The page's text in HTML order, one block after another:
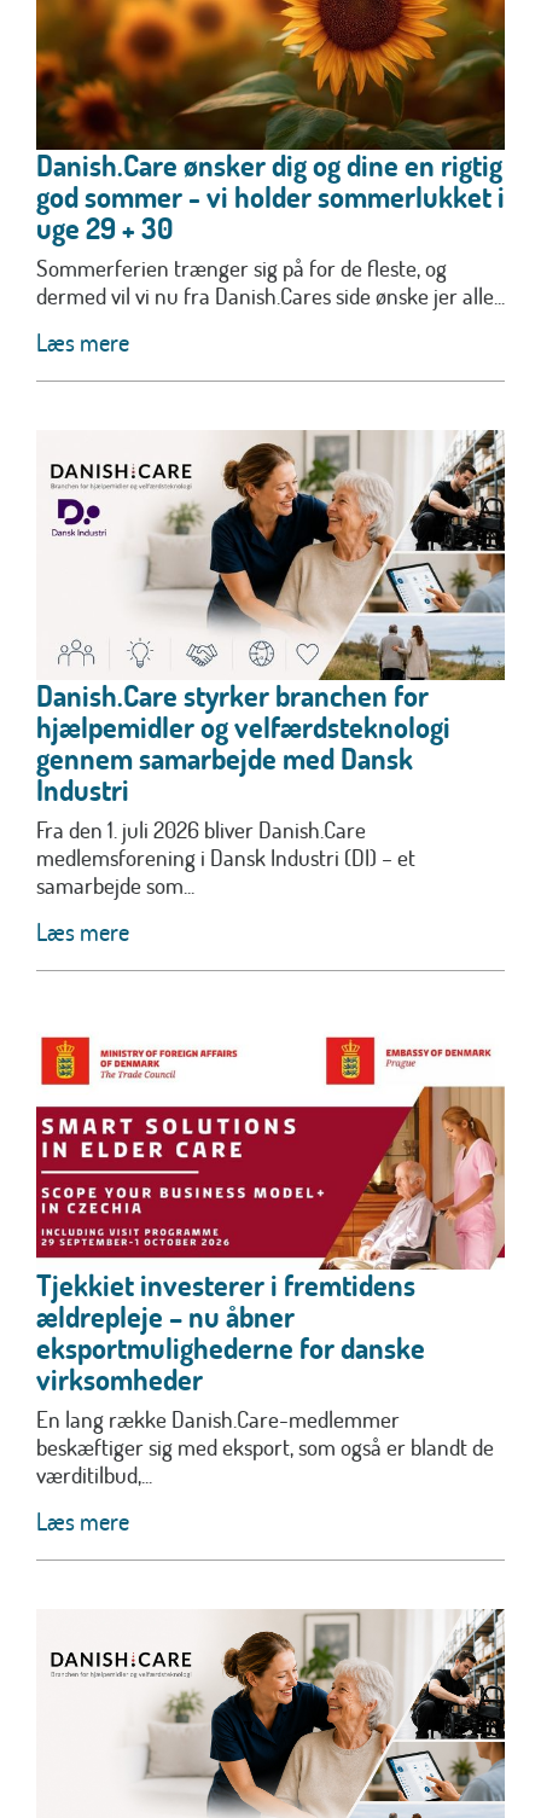
Danish.Care ønsker dig og dine en rigtig
god sommer - vi holder sommerlukket i
uge 29 + 30
Sommerferien trænger sig på for de fleste, og
dermed vil vi nu fra Danish.Cares side ønske jer alle...
Læs mere
Danish.Care styrker branchen for
hjælpemidler og velfærdsteknologi
gennem samarbejde med Dansk
Industri
Fra den 1. juli 2026 bliver Danish.Care
medlemsforening i Dansk Industri (DI) – et
samarbejde som...
Læs mere
Tjekkiet investerer i fremtidens
ældrepleje – nu åbner
eksportmulighederne for danske
virksomheder
En lang række Danish.Care-medlemmer
beskæftiger sig med eksport, som også er blandt de
værditilbud,...
Læs mere